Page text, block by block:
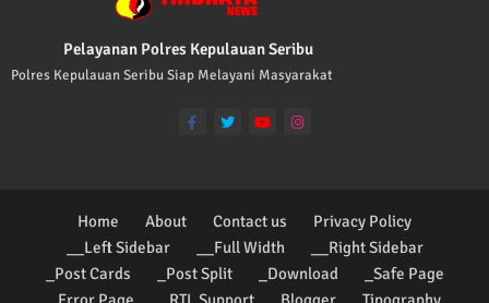
Pelayanan Polres Kepulauan Seribu
Polres Kepulauan Seribu Siap Melayani Masyarakat
Home About Contact us
Privacy Policy
__Left Sidebar
__Full Width
__Right Sidebar
_Post Cards
_Post Split _Download
_Safe Page